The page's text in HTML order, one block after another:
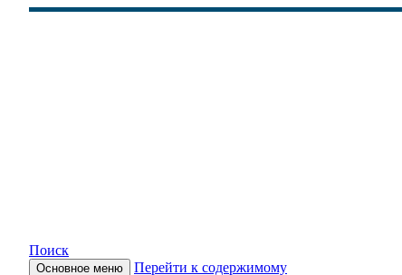
Поиск
Основное меню Перейти к содержимому